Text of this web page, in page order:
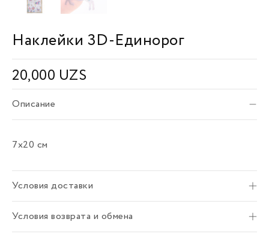
Наклейки 3D-Единорог
20,000 UZS
Описание
7х20 см
Условия доставки
Условия возврата и обмена